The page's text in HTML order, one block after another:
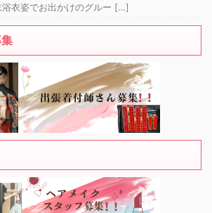
浴衣姿でお出かけのグルー […]